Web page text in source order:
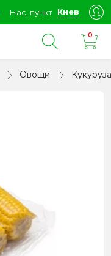
Нас. пункт Киев
0
Овощи Кукуруза